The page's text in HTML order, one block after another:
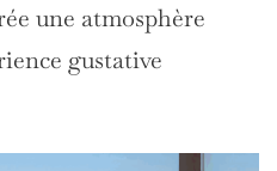
une atmosphère
gustative